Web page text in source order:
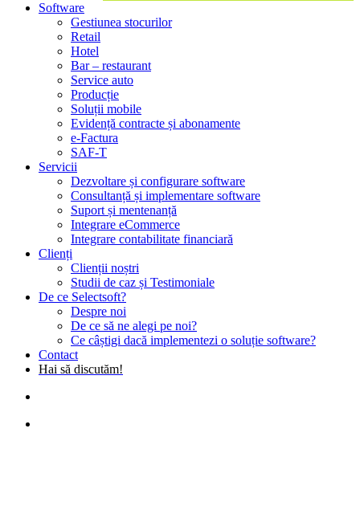
Software
Gestiunea stocurilor
Retail
Hotel
Bar – restaurant
Service auto
Producție
Soluții mobile
Evidență contracte și abonamente
e-Factura
SAF-T
Servicii
Dezvoltare și configurare software
Consultanță și implementare software
Suport și mentenanță
Integrare eCommerce
Integrare contabilitate financiară
Clienți
Clienții noștri
Studii de caz și Testimoniale
De ce Selectsoft?
Despre noi
De ce să ne alegi pe noi?
Ce câștigi dacă implementezi o soluție software?
Contact
Hai să discutăm!